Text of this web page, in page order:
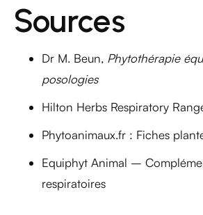
Sources
Dr M. Beun, Phytothérapie
posologies
Hilton Herbs Respiratory
Phytoanimaux.fr : Fiches
Equiphyt Animal –
respiratoires